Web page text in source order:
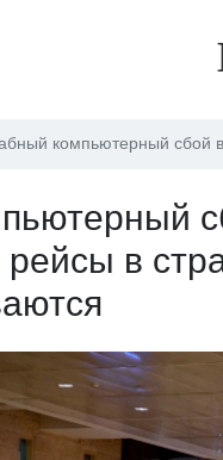
компьютерный сбой
в